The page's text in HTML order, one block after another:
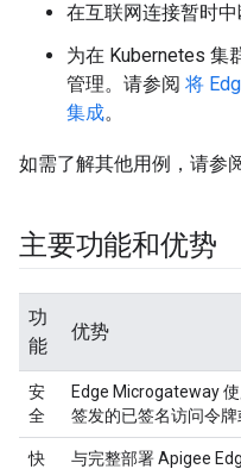
在互联网连接暂时中
为在 Kubernetes 集
管理。请参阅 将
集成。
如需了解其他用例，请参
主要功能和优势
功
能
优势
安
全
Edge Microgateway
签发的已签名访问令牌
快
与完整部署 Apigee